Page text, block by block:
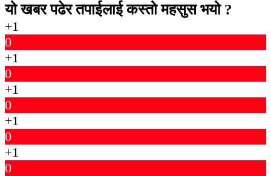
यो खबर पढेर तपाईलाई कस्तो महसुस भयो ?
+1
0
+1
0
+1
0
+1
0
+1
0